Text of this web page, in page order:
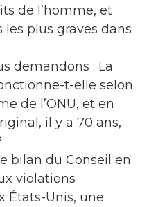
de l’homme, et
les plus graves dans
demandons : La
t-elle selon
de l’ONU, et en
il y a 70 ans,
bilan du Conseil en
violations
États-Unis, une